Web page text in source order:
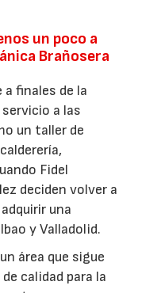
un poco a
Brañosera
a finales de la
a las
un taller de
Fidel
deciden volver a
una
y Valladolid.
área que sigue
calidad para la